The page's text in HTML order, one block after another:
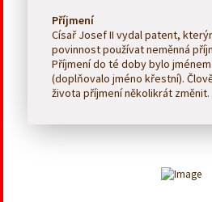
Příjmení
Císař Josef II vydal patent,
povinnost používat neměnná
Příjmení do té doby bylo
(doplňovalo jméno křestní).
života příjmení několikrát změnit.